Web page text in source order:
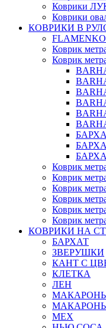
Коврики
Коврики
КОВРИКИ В
Коврик
Коврик
Коврик
Коврик
Коврик
Коврик
Коврик
Коврик
КОВРИКИ НА
БАРХАТ
ЗВЕРУШКИ
КАНТ С
КЛЕТКА
ЛЕН
МЕХ